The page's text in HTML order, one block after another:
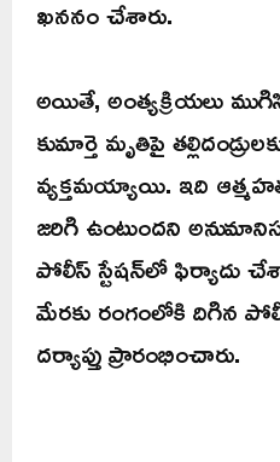
ఖననం చేశారు.
అయితే, అంత్యక్రియలు
కుమార్తె మృతిపై
వ్యక్తమయ్యాయి. ఇది
జరిగి ఉంటుందని
పోలీస్ స్టేషన్‌లో ఫిర్యాదు
మేరకు రంగంలోకి దిగిన
దర్యాప్తు ప్రారంభించారు.